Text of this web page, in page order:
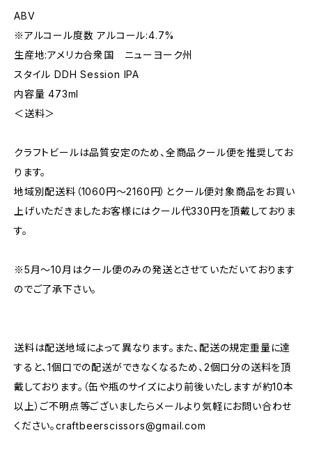
ABV
※アルコール度数 アルコール:4.7%
生産地:アメリカ合衆国 ニューヨーク州
スタイル DDH Session IPA
内容量 473ml
＜送料＞
クラフトビールは品質安定のため、全商品クール便を推奨してお
ります。
地域別配送料（1060円～2160円）とクール便対象商品をお買い
上げいただきましたお客様にはクール代330円を頂戴しておりま
す。
※5月～10月はクール便のみの発送とさせていただいております
のでご了承下さい。
送料は配送地域によって異なります。また、配送の規定重量に達
すると、1個口での配送ができなくなるため、2個口分の送料を頂
戴しております。（缶や瓶のサイズにより前後いたしますが約10本
以上）ご不明点等ございましたらメールより気軽にお問い合わせ
ください。craftbeerscissors@gmail.com